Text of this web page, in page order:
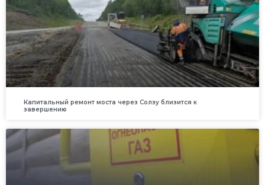
Капитальный ремонт моста через Солзу близится к
завершению